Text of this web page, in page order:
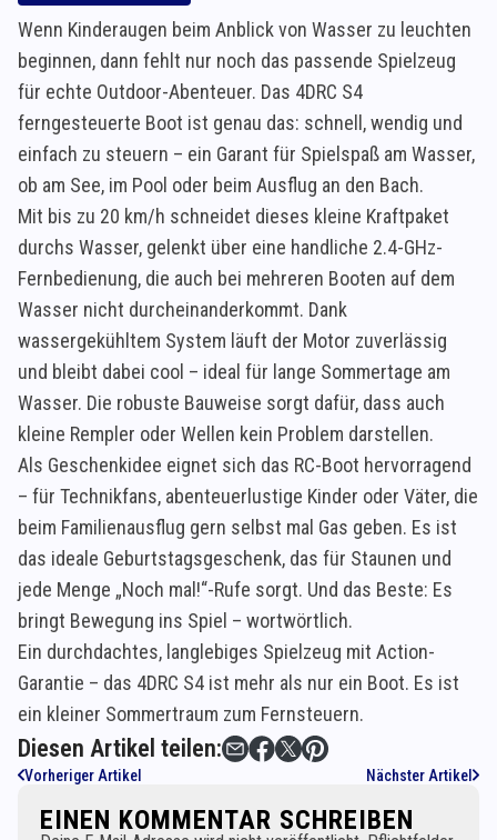
Wenn Kinderaugen beim Anblick von Wasser zu leuchten
beginnen, dann fehlt nur noch das passende Spielzeug
für echte Outdoor-Abenteuer. Das 4DRC S4
ferngesteuerte Boot ist genau das: schnell, wendig und
einfach zu steuern – ein Garant für Spielspaß am Wasser,
ob am See, im Pool oder beim Ausflug an den Bach.
Mit bis zu 20 km/h schneidet dieses kleine Kraftpaket
durchs Wasser, gelenkt über eine handliche 2.4-GHz-
Fernbedienung, die auch bei mehreren Booten auf dem
Wasser nicht durcheinanderkommt. Dank
wassergekühltem System läuft der Motor zuverlässig
und bleibt dabei cool – ideal für lange Sommertage am
Wasser. Die robuste Bauweise sorgt dafür, dass auch
kleine Rempler oder Wellen kein Problem darstellen.
Als Geschenkidee eignet sich das RC-Boot hervorragend
– für Technikfans, abenteuerlustige Kinder oder Väter, die
beim Familienausflug gern selbst mal Gas geben. Es ist
das ideale Geburtstagsgeschenk, das für Staunen und
jede Menge „Noch mal!“-Rufe sorgt. Und das Beste: Es
bringt Bewegung ins Spiel – wortwörtlich.
Ein durchdachtes, langlebiges Spielzeug mit Action-
Garantie – das 4DRC S4 ist mehr als nur ein Boot. Es ist
ein kleiner Sommertraum zum Fernsteuern.
Diesen Artikel teilen:
Vorheriger Artikel Nächster Artikel
EINEN KOMMENTAR SCHREIBEN